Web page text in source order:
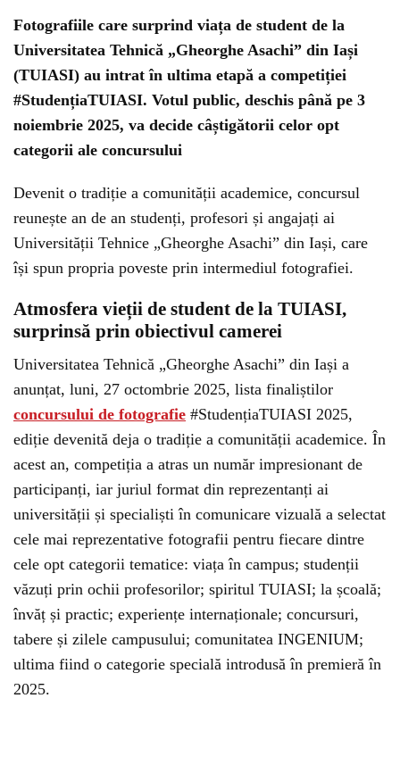
Fotografiile care surprind viața de student de la
Universitatea Tehnică „Gheorghe Asachi” din Iași
(TUIASI) au intrat în ultima etapă a competiției
#StudențiaTUIASI. Votul public, deschis până pe 3
noiembrie 2025, va decide câștigătorii celor opt
categorii ale concursului
Devenit o tradiție a comunității academice, concursul
reunește an de an studenți, profesori și angajați ai
Universității Tehnice „Gheorghe Asachi” din Iași, care
își spun propria poveste prin intermediul fotografiei.
Atmosfera vieții de student de la TUIASI,
surprinsă prin obiectivul camerei
Universitatea Tehnică „Gheorghe Asachi” din Iași a
anunțat, luni, 27 octombrie 2025, lista finaliștilor
concursului de fotografie #StudențiaTUIASI 2025,
ediție devenită deja o tradiție a comunității academice. În
acest an, competiția a atras un număr impresionant de
participanți, iar juriul format din reprezentanți ai
universității și specialiști în comunicare vizuală a selectat
cele mai reprezentative fotografii pentru fiecare dintre
cele opt categorii tematice: viața în campus; studenții
văzuți prin ochii profesorilor; spiritul TUIASI; la școală;
învăț și practic; experiențe internaționale; concursuri,
tabere și zilele campusului; comunitatea INGENIUM;
ultima fiind o categorie specială introdusă în premieră în
2025.